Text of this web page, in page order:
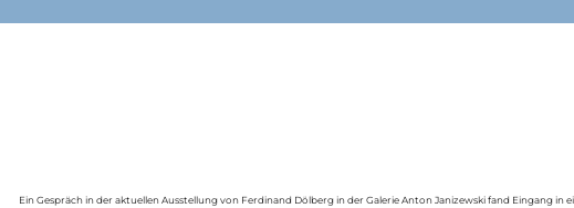
Ein Gespräch in der aktuellen Ausstellung von Ferdinand Dölberg in der Galerie Anton Janizewski fand Eingang in